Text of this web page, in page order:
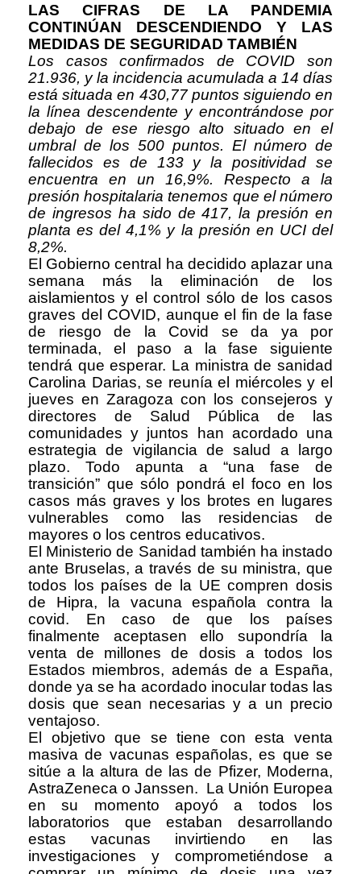
LAS CIFRAS DE LA PANDEMIA
CONTINÚAN DESCENDIENDO Y LAS
MEDIDAS DE SEGURIDAD TAMBIÉN
Los casos confirmados de COVID son
21.936, y la incidencia acumulada a 14 días
está situada en 430,77 puntos siguiendo en
la línea descendente y encontrándose por
debajo de ese riesgo alto situado en el
umbral de los 500 puntos. El número de
fallecidos es de 133 y la positividad se
encuentra en un 16,9%. Respecto a la
presión hospitalaria tenemos que el número
de ingresos ha sido de 417, la presión en
planta es del 4,1% y la presión en UCI del
8,2%.
El Gobierno central ha decidido aplazar una
semana más la eliminación de los
aislamientos y el control sólo de los casos
graves del COVID, aunque el fin de la fase
de riesgo de la Covid se da ya por
terminada, el paso a la fase siguiente
tendrá que esperar. La ministra de sanidad
Carolina Darias, se reunía el miércoles y el
jueves en Zaragoza con los consejeros y
directores de Salud Pública de las
comunidades y juntos han acordado una
estrategia de vigilancia de salud a largo
plazo. Todo apunta a “una fase de
transición” que sólo pondrá el foco en los
casos más graves y los brotes en lugares
vulnerables como las residencias de
mayores o los centros educativos.
El Ministerio de Sanidad también ha instado
ante Bruselas, a través de su ministra, que
todos los países de la UE compren dosis
de Hipra, la vacuna española contra la
covid. En caso de que los países
finalmente aceptasen ello supondría la
venta de millones de dosis a todos los
Estados miembros, además de a España,
donde ya se ha acordado inocular todas las
dosis que sean necesarias y a un precio
ventajoso.
El objetivo que se tiene con esta venta
masiva de vacunas españolas, es que se
sitúe a la altura de las de Pfizer, Moderna,
AstraZeneca o Janssen. La Unión Europea
en su momento apoyó a todos los
laboratorios que estaban desarrollando
estas vacunas invirtiendo en las
investigaciones y comprometiéndose a